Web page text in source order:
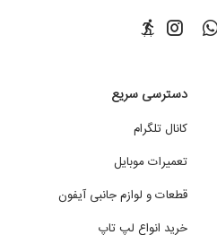
دسترسی سریع
کانال تلگرام
تعمیرات موبایل
قطعات و لوازم جانبی آیفون
خرید انواع لپ تاپ